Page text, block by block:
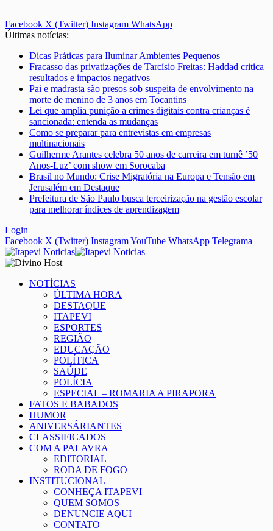
Facebook X (Twitter) Instagram WhatsApp
Últimas notícias:
Dicas Práticas para Iluminar Ambientes Pequenos
Fracasso das privatizações de Tarcísio Freitas: Haddad critica
resultados e impactos negativos
Pai e madrasta são presos sob suspeita de envolvimento na
morte de menino de 3 anos em Tocantins
Lei que amplia punição a crimes digitais contra crianças é
sancionada: entenda as mudanças
Como se preparar para entrevistas em empresas
multinacionais
Guilherme Arantes celebra 50 anos de carreira em turnê ’50
Anos-Luz’ com show em Sorocaba
Brasil no Mundo: Crise Migratória na Europa e Tensão em
Jerusalém em Destaque
Prefeitura de São Paulo busca terceirização na gestão escolar
para melhorar índices de aprendizagem
Login
Facebook X (Twitter) InstagramYouTube WhatsApp Telegrama
NOTÍCIAS
ÚLTIMA HORA
DESTAQUE
ITAPEVI
ESPORTES
REGIÃO
EDUCAÇÃO
POLÍTICA
SAÚDE
POLÍCIA
ESPECIAL – ROMARIA A PIRAPORA
FATOS E BABADOS
HUMOR
ANIVERSÁRIANTES
CLASSIFICADOS
COM A PALAVRA
EDITORIAL
RODA DE FOGO
INSTITUCIONAL
CONHEÇA ITAPEVI
QUEM SOMOS
DENUNCIE AQUI
CONTATO